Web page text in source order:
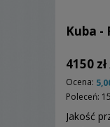
Kuba -
4150 zł
Ocena:
Poleceń: 15
Jakość